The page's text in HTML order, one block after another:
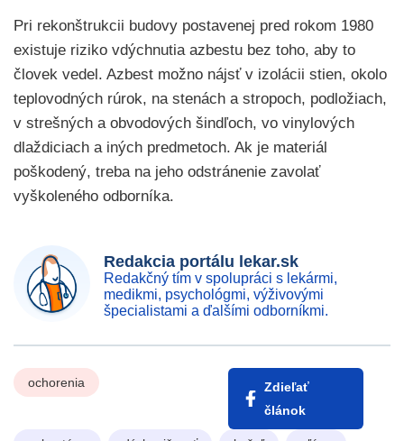
Pri rekonštrukcii budovy postavenej pred rokom 1980
existuje riziko vdýchnutia azbestu bez toho, aby to
človek vedel. Azbest možno nájsť v izolácii stien, okolo
teplovodných rúrok, na stenách a stropoch, podložiach,
v strešných a obvodových šindľoch, vo vinylových
dlaždiciach a iných predmetoch. Ak je materiál
poškodený, treba na jeho odstránenie zavolať
vyškoleného odborníka.
Redakcia portálu lekar.sk
Redakčný tím v spolupráci s lekármi,
medikmi, psychológmi, výživovými
špecialistami a ďalšími odborníkmi.
ochorenia
Zdieľať
článok